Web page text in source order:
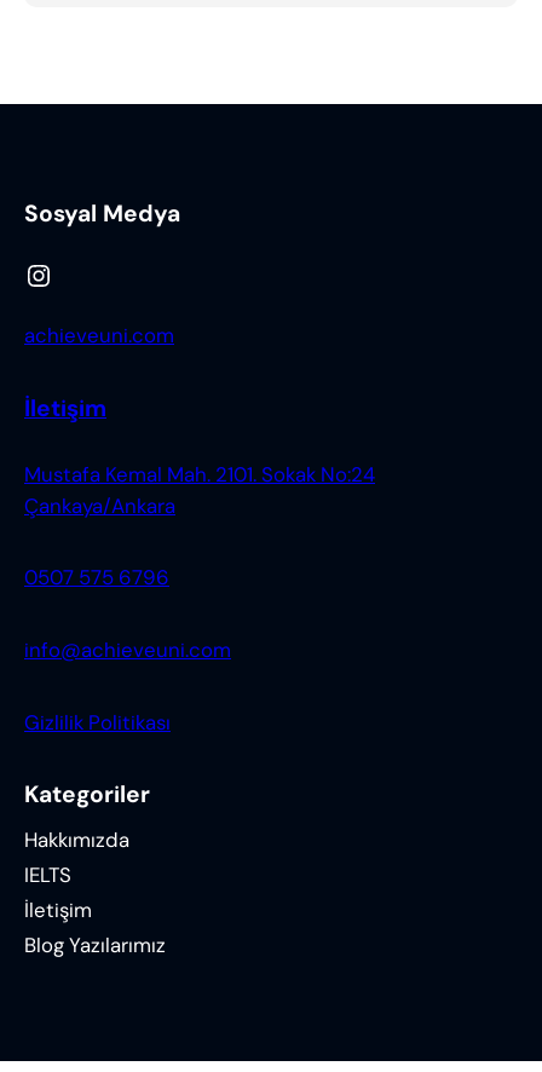
Sosyal Medya
Instagram
achieveuni.com
İletişim
Mustafa Kemal Mah. 2101. Sokak No:24
Çankaya/Ankara
0507 575 6796
info@achieveuni.com
Gizlilik Politikası
Kategoriler
Hakkımızda
IELTS
İletişim
Blog Yazılarımız